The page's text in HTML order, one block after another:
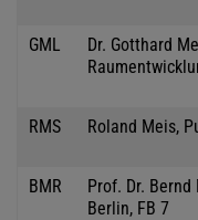
GML
Dr. Gotthard
RMS Roland Meis,
BMR
Prof. Dr.
Berlin, FB 7